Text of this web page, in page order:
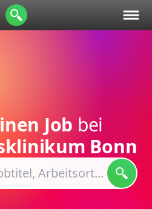
Job bei
Bonn